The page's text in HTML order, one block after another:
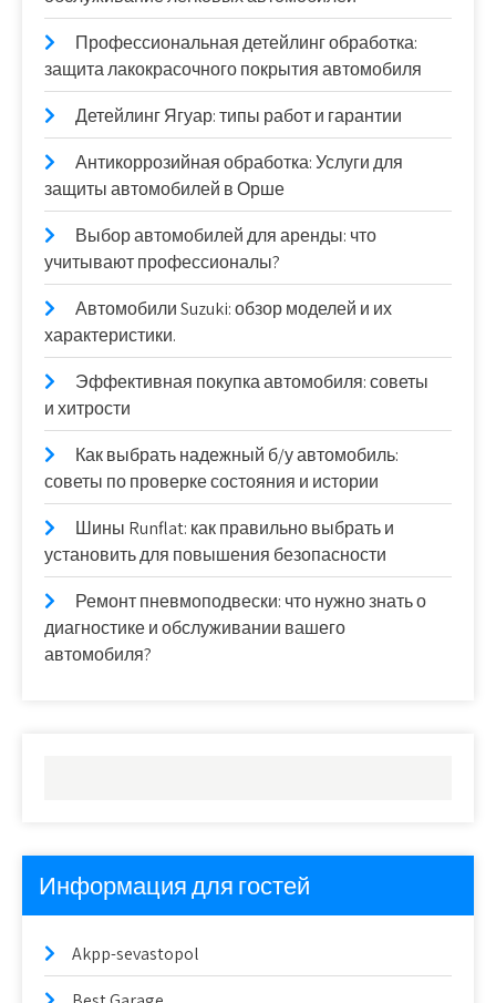
Профессиональная детейлинг обработка:
защита лакокрасочного покрытия автомобиля
Детейлинг Ягуар: типы работ и гарантии
Антикоррозийная обработка: Услуги для
защиты автомобилей в Орше
Выбор автомобилей для аренды: что
учитывают профессионалы?
Автомобили Suzuki: обзор моделей и их
характеристики.
Эффективная покупка автомобиля: советы
и хитрости
Как выбрать надежный б/у автомобиль:
советы по проверке состояния и истории
Шины Runflat: как правильно выбрать и
установить для повышения безопасности
Ремонт пневмоподвески: что нужно знать о
диагностике и обслуживании вашего
автомобиля?
Информация для гостей
Akpp-sevastopol